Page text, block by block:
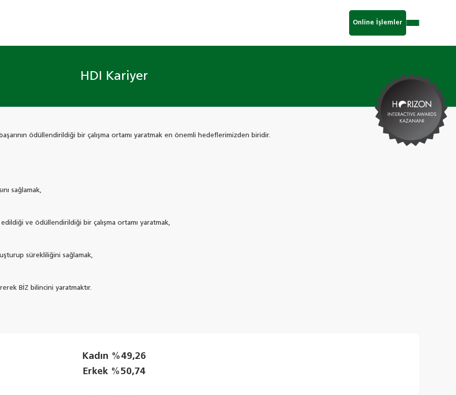
Online İşlemler
HDI Kariyer
ödüllendirildiği bir çalışma ortamı yaratmak en önemli hedeflerimizden biridir.
sağlamak,
ve ödüllendirildiği bir çalışma ortamı yaratmak,
sürekliliğini sağlamak,
BİZ bilincini yaratmaktır.
Kadın %49,26
Erkek %50,74